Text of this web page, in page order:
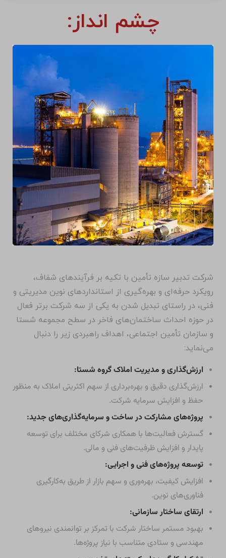
چشم انداز:
شرکت تدبیر سازه تأمین با تکیه بر فرآیندهای شفاف،
رویکرد حرفه‌ای و بهره‌گیری از استانداردهای نوین مدیریتی و
فنی، در راستای تبدیل شدن به یکی از سه شرکت برتر فعال
در حوزه احداث ساختمان‌های فاخر در سطح مجموعه شستا
و سازمان تأمین اجتماعی، اهداف راهبردی زیر را دنبال
می‌نماید:
ارزش‌گذاری و مدیریت املاک گروه شستا:
ارزش‌گذاری دقیق و بهره‌برداری از سهم اکثریتی املاک به منظور
حفظ و افزایش سرمایه شرکت.
پروژه‌های مشارکت در ساخت و سرمایه‌گذاری‌های جدید:
گسترش فعالیت‌ها با همکاری شرکای مختلف برای توسعه
پایدار و افزایش ظرفیت‌های فنی و مالی.
توسعه پروژه‌های فنی و اجرایی:
افزایش کیفیت، بهره‌وری و سهم بازار از طریق به‌کارگیری
فناوری‌های نوین.
ارتقای ساختار سازمانی:
بهبود مستمر ساختار شرکت با تمرکز بر توانمندی نیروهای
مهندسی و ستادی متناسب با نیاز پروژه‌ها.